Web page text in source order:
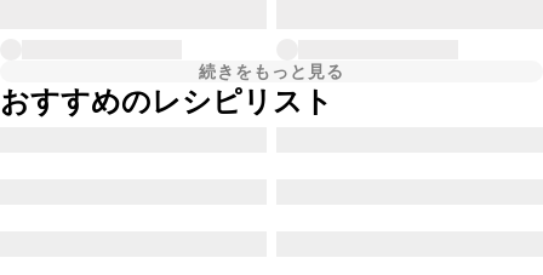
続きをもっと見る
おすすめのレシピリスト